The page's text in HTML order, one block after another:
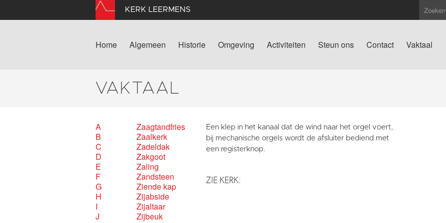
KERK LEERMENS
Home Algemeen Historie Omgeving Activiteiten Steun ons Contact Vaktaal
VAKTAAL
A
B
C
D
E
F
G
H
I
J
Zaagtandfries
Zaalkerk
Zadeldak
Zakgoot
Zaling
Zandsteen
Ziende kap
Zijabside
Zijaltaar
Zijbeuk
Een klep in het kanaal dat de wind naar het orgel voert,
bij mechanische orgels wordt de afsluiter bediend met
een registerknop.
ZIE KERK: